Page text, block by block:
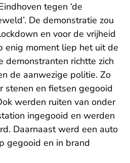
tegen ‘de
De demonstratie zou
en voor de vrijheid
enig moment liep het uit de
demonstranten richtte zich
de aanwezige politie. Zo
stenen en fietsen gegooid
werden ruiten van onder
ingegooid en werden
Daarnaast werd een auto
gegooid en in brand